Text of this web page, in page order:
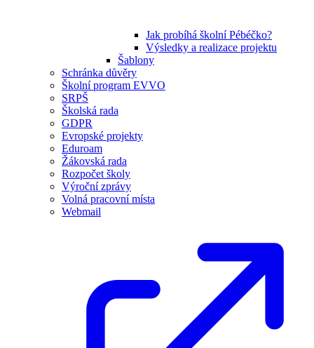
Jak probíhá školní Pébéčko?
Výsledky a realizace projektu
Šablony
Schránka důvěry
Školní program EVVO
SRPŠ
Školská rada
GDPR
Evropské projekty
Eduroam
Žákovská rada
Rozpočet školy
Výroční zprávy
Volná pracovní místa
Webmail